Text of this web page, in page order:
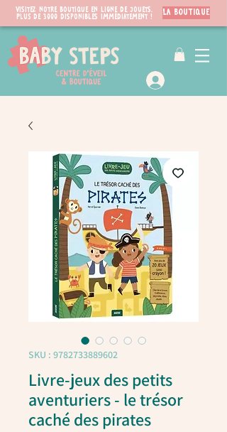
Visitez notre boutique en ligne de jouets.
PLUS de 3000 disponibles immédiatement !
LA BOUTIQUE
SKU : 9782733889602
Livre-jeux des petits
aventuriers - le trésor
caché des pirates